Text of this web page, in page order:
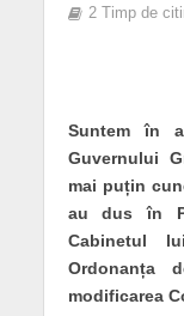
2 Timp de
Suntem în
Guvernului
mai puțin
au dus în
Cabinetul
Ordonanța
modificarea